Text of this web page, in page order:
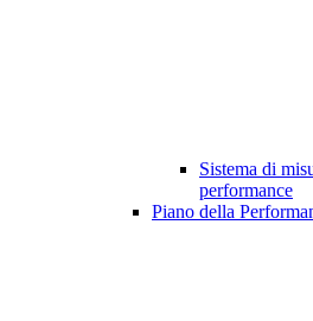
Sistema di
performance
Piano della